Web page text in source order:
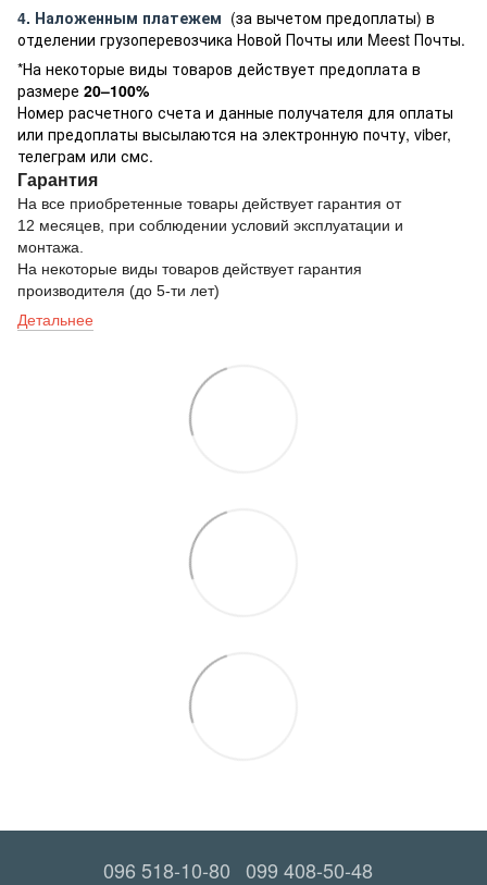
4. Наложенным платежем (за вычетом предоплаты) в
отделении грузоперевозчика Новой Почты или Meest Почты.
*На некоторые виды товаров действует предоплата в
размере 20–100%
Номер расчетного счета и данные получателя для оплаты
или предоплаты высылаются на электронную почту, viber,
телеграм или смс.
Гарантия
На все приобретенные товары действует гарантия от
12 месяцев, при соблюдении условий эксплуатации и
монтажа.
На некоторые виды товаров действует гарантия
производителя (до 5-ти лет)
Детальнее
096 518-10-80 099 408-50-48